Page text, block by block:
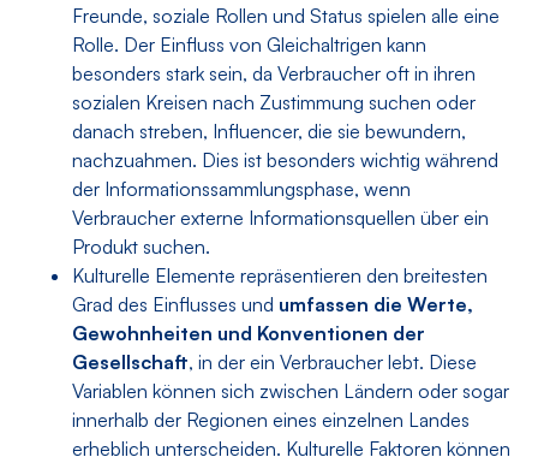
Freunde, soziale Rollen und Status spielen alle eine
Rolle. Der Einfluss von Gleichaltrigen kann
besonders stark sein, da Verbraucher oft in ihren
sozialen Kreisen nach Zustimmung suchen oder
danach streben, Influencer, die sie bewundern,
nachzuahmen. Dies ist besonders wichtig während
der Informationssammlungsphase, wenn
Verbraucher externe Informationsquellen über ein
Produkt suchen.
Kulturelle Elemente repräsentieren den breitesten
Grad des Einflusses und umfassen die Werte,
Gewohnheiten und Konventionen der
Gesellschaft, in der ein Verbraucher lebt. Diese
Variablen können sich zwischen Ländern oder sogar
innerhalb der Regionen eines einzelnen Landes
erheblich unterscheiden. Kulturelle Faktoren können